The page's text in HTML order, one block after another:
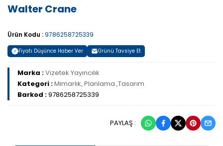
Walter Crane
Ürün Kodu : 9786258725339
Fiyatı Düşünce Haber Ver Ürünü Tavsiye Et
Marka :Vizetek Yayıncılık
Kategori :Mimarlık, Planlama ,Tasarım
Barkod :9786258725339
PAYLAŞ :